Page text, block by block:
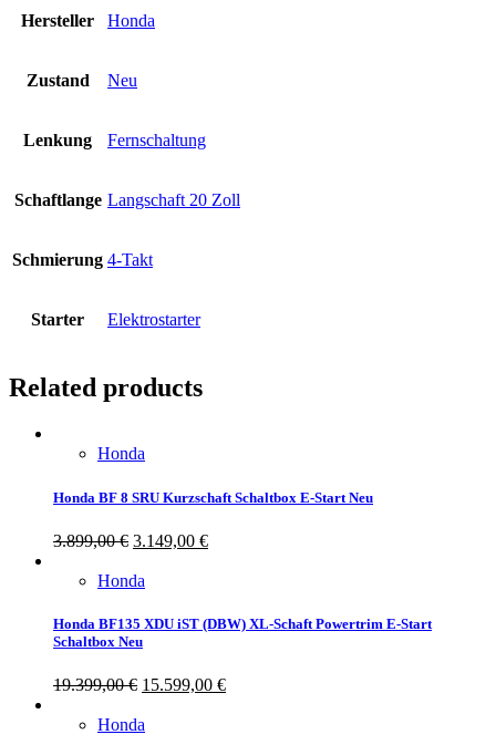
Hersteller Honda
Zustand Neu
Lenkung Fernschaltung
Schaftlange Langschaft 20 Zoll
Schmierung 4-Takt
Starter Elektrostarter
Related products
Honda
Honda BF 8 SRU Kurzschaft Schaltbox E-Start Neu
3.899,00€ 3.149,00 €
Honda
Honda BF135 XDU iST (DBW) XL-Schaft Powertrim E-Start
Schaltbox Neu
19.399,00€ 15.599,00 €
Honda